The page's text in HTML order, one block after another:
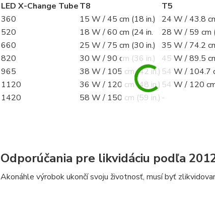
LED X-Change TubeT8 T5
360
15 W / 45 cm (18 in.) 24 W / 43.8
520
18 W / 60 cm (24 in. 28 W / 59 cm
660
25 W / 75 cm (30 in.) 35 W / 74.2
820
30 W / 90 cm (36 in.) 45 W / 89.5
965
38 W / 105 cm (42 in.) 54 W / 104.7
1120
36 W / 120 cm (48 in.) 54 W / 120
1420
58 W / 150 cm (59 in.) -
Odporúčania pre likvidáciu podľa
Akonáhle výrobok ukončí svoju životnosť, musí byť